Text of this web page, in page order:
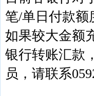
笔/单日付款额
如果较大金额
银行转账汇款
员，请联系